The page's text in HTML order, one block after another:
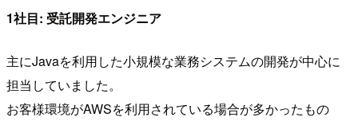
1社目: 受託開発エンジニア
主にJavaを利用した小規模な業務システムの開発が中心に
担当していました。
お客様環境がAWSを利用されている場合が多かったもの